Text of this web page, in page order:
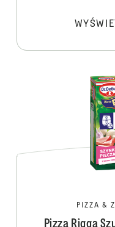
PIZZA &
Pizza Rigga